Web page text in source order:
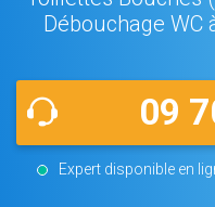
Débouchage WC
09
Expert disponible en